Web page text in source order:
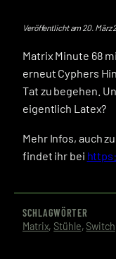
Veröffentlicht am 20. März
Matrix Minute 68
erneut Cyphers
Tat zu begehen.
eigentlich Latex?
Mehr Infos, auch
findet ihr bei
SCHLAGWÖRTER
Matrix, Stühle, Switch